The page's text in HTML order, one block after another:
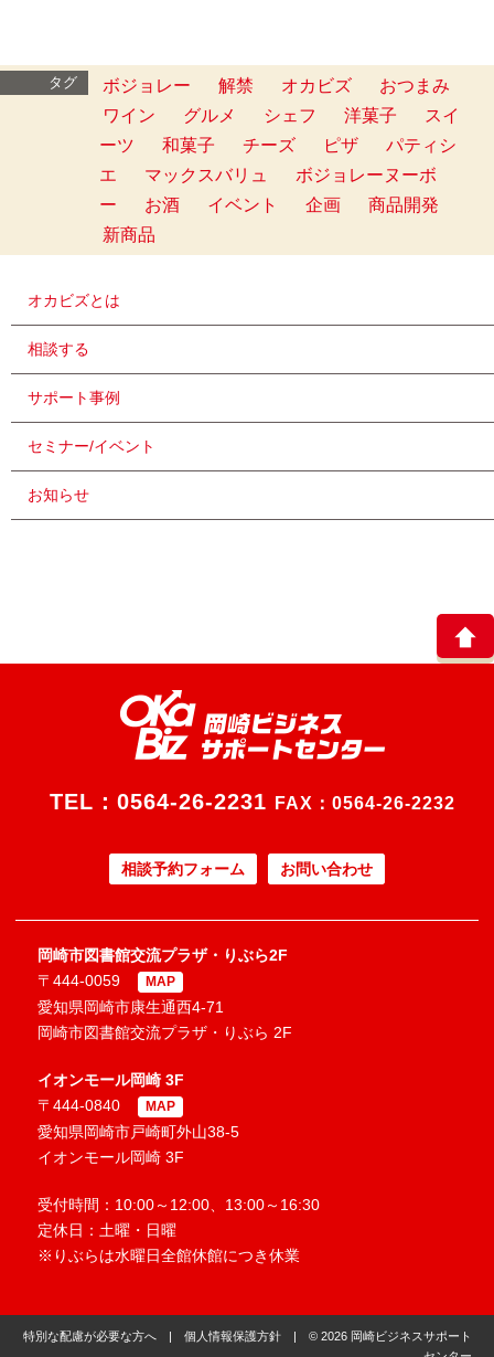
タグ ボジョレー 解禁 オカビズ
おつまみ
ワイン
グルメ シェフ 洋菓子
スイ
ーツ
和菓子 チーズ ピザ
パティシ
エ
マックスバリュ
ボジョレーヌーボ
ー
お酒 イベント 企画
商品開発
新商品
オカビズとは
相談する
サポート事例
セミナー/イベント
お知らせ
TEL： 0564-26-2231 FAX：0564-26-2232
相談予約フォーム お問い合わせ
岡崎市図書館交流プラザ・りぶら2F
〒444-0059
MAP
愛知県岡崎市康生通西4-71
岡崎市図書館交流プラザ・りぶら 2F
イオンモール岡崎 3F
〒444-0840
MAP
愛知県岡崎市戸崎町外山38-5
イオンモール岡崎 3F
受付時間：10:00～12:00、13:00～16:30
定休日：土曜・日曜
※りぶらは水曜日全館休館につき休業
特別な配慮が必要な方へ | 個人情報保護方針 | © 2026 岡崎ビジネスサポート